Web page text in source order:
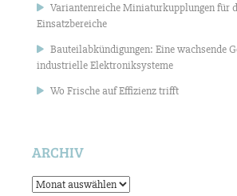
Variantenreiche Miniaturkupplungen für
Einsatzbereiche
Bauteilabkündigungen: Eine wachsende
industrielle Elektroniksysteme
Wo Frische auf Effizienz trifft
ARCHIV
Archiv